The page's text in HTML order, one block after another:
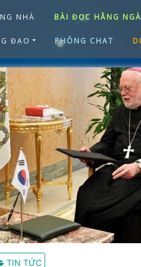
NHÀ BÀI ĐỌC HẰNG
ĐẠO PHÒNG CHAT
TIN TỨC